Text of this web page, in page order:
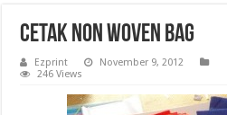
cetak non woven bag
Ezprint November 9, 2012
246 Views